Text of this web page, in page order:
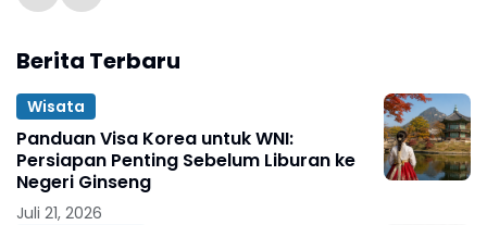
Berita Terbaru
Wisata
Panduan Visa Korea untuk WNI:
Persiapan Penting Sebelum Liburan ke
Negeri Ginseng
Juli 21, 2026